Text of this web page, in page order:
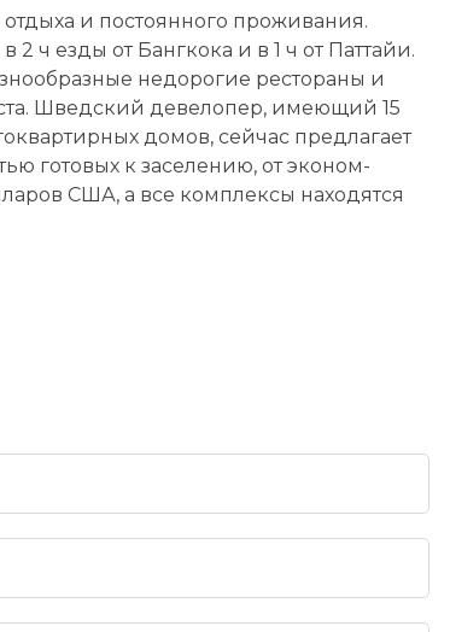
и постоянного проживания.
ч езды от Бангкока и в 1 ч от Паттайи.
недорогие рестораны и
Шведский девелопер, имеющий 15
домов, сейчас предлагает
готовых к заселению, от эконом-
США, а все комплексы находятся